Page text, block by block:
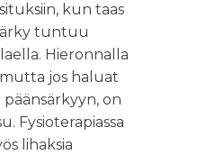
kun taas
tuntuu
Hieronnalla
jos haluat
päänsärkyyn, on
Fysioterapiassa
lihaksia